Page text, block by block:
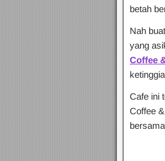
betah
Nah
yang
Coffee
Cafe ini
Coffee